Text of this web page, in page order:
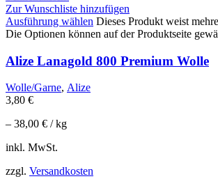
Zur Wunschliste hinzufügen
Ausführung wählen Dieses Produkt weist
Die Optionen können auf der Produktseite
Alize Lanagold 800 Premium Wolle
Wolle/Garne, Alize
3,80 €
– 38,00 € /kg
inkl. MwSt.
zzgl. Versandkosten